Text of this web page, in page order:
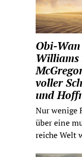
Obi-
Williams
voller
und
Nur wenige
über eine
reiche Welt